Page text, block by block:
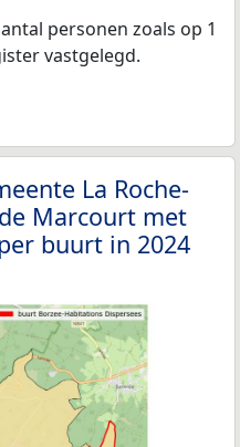
personen zoals op 1
vastgelegd.
La Roche-
Marcourt met
buurt in 2024